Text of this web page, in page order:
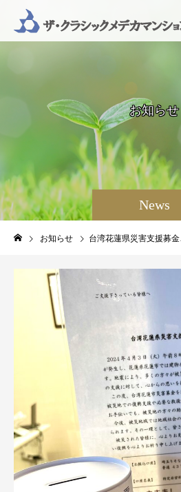
News
お知らせ
お知らせ 台湾花蓮県災害支援募金